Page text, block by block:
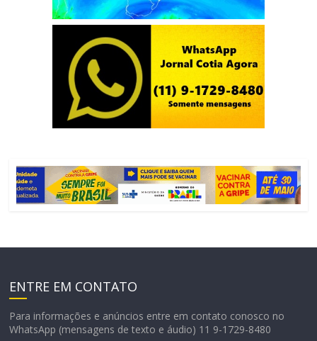
ENTRE EM CONTATO
Para informações e anúncios entre em contato conosco no
WhatsApp (mensagens de texto e áudio) 11 9-1729-8480